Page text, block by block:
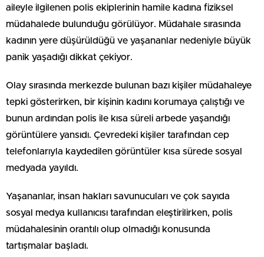
aileyle ilgilenen polis ekiplerinin hamile kadına fiziksel
müdahalede bulunduğu görülüyor. Müdahale sırasında
kadının yere düşürüldüğü ve yaşananlar nedeniyle büyük
panik yaşadığı dikkat çekiyor.
Olay sırasında merkezde bulunan bazı kişiler müdahaleye
tepki gösterirken, bir kişinin kadını korumaya çalıştığı ve
bunun ardından polis ile kısa süreli arbede yaşandığı
görüntülere yansıdı. Çevredeki kişiler tarafından cep
telefonlarıyla kaydedilen görüntüler kısa sürede sosyal
medyada yayıldı.
Yaşananlar, insan hakları savunucuları ve çok sayıda
sosyal medya kullanıcısı tarafından eleştirilirken, polis
müdahalesinin orantılı olup olmadığı konusunda
tartışmalar başladı.